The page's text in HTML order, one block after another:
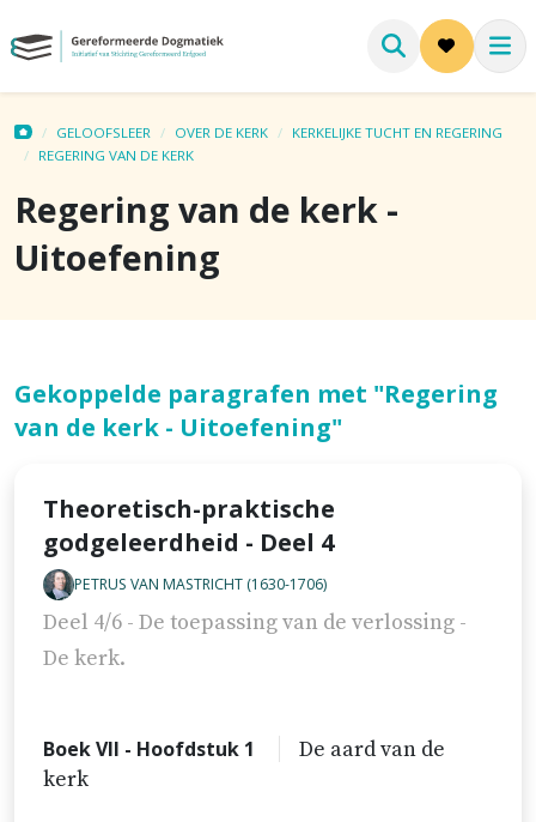
GELOOFSLEER OVER DE KERK
KERKELIJKE TUCHT EN REGERING
REGERING VAN DE KERK
Regering van de kerk -
Uitoefening
Gekoppelde paragrafen met "Regering
van de kerk - Uitoefening"
Theoretisch-praktische
godgeleerdheid - Deel 4
PETRUS VAN MASTRICHT (1630-1706)
Deel 4/6 - De toepassing van de verlossing -
De kerk.
Boek VII - Hoofdstuk 1
De aard van de
kerk